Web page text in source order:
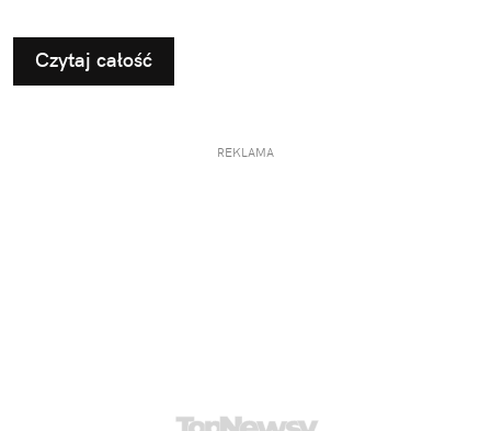
Czytaj całość
REKLAMA